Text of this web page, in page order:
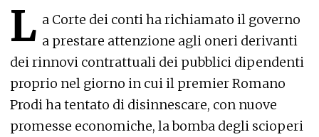
L a Corte dei conti ha richiamato il governo
a prestare attenzione agli oneri derivanti
dei rinnovi contrattuali dei pubblici dipendenti
proprio nel giorno in cui il premier Romano
Prodi ha tentato di disinnescare, con nuove
promesse economiche, la bomba degli scioperi